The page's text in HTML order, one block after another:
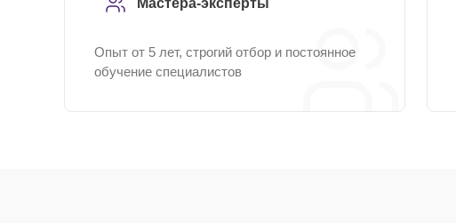
Мастера-эксперты
Опыт от 5 лет, строгий отбор и постоянное
обучение специалистов